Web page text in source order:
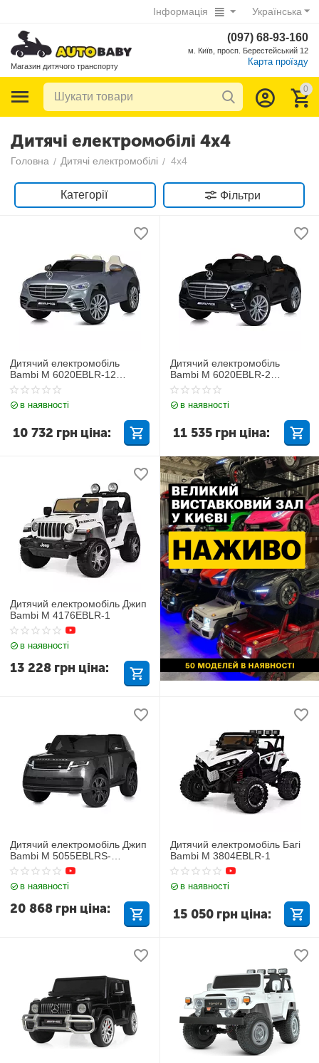
Українська
Інформація
Магазин дитячого транспорту
(097) 68-93-160
м. Київ, просп. Берестейський 12
Карта проїзду
0
Дитячі електромобілі 4х4
Головна / Дитячі електромобілі / 4х4
Категорії Фільтри
Дитячий електромобіль
Bambi M 6020EBLR-12
Mercedes
в наявності
10 732 грн ціна:
Дитячий електромобіль
Bambi M 6020EBLR-2
Mercedes
в наявності
11 535 грн ціна:
Дитячий електромобіль Джип
Bambi M 4176EBLR-1
в наявності
13 228 грн ціна:
Дитячий електромобіль Джип
Bambi M 5055EBLRS-
11(4WD)
в наявності
20 868 грн ціна:
Дитячий електромобіль Багі
Bambi M 3804EBLR-1
в наявності
15 050 грн ціна: